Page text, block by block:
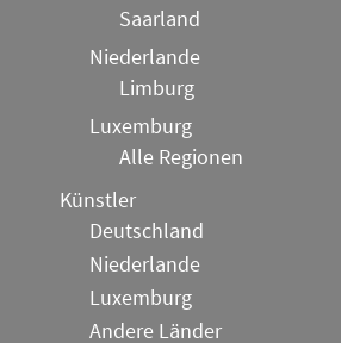
Saarland
Niederlande
Limburg
Luxemburg
Alle Regionen
Künstler
Deutschland
Niederlande
Luxemburg
Andere Länder